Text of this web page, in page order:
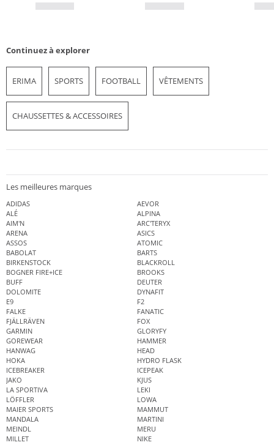
Continuez à explorer
ERIMA SPORTS FOOTBALL VÊTEMENTS
CHAUSSETTES & ACCESSOIRES
Les meilleures marques
ADIDAS
AEVOR
ALÉ
ALPINA
AIM'N
ARC'TERYX
ARENA
ASICS
ASSOS
ATOMIC
BABOLAT
BARTS
BIRKENSTOCK
BLACKROLL
BOGNER FIRE+ICE
BROOKS
BUFF
DEUTER
DOLOMITE
DYNAFIT
E9
F2
FALKE
FANATIC
FJÄLLRÄVEN
FOX
GARMIN
GLORYFY
GOREWEAR
HAMMER
HANWAG
HEAD
HOKA
HYDRO FLASK
ICEBREAKER
ICEPEAK
JAKO
KJUS
LA SPORTIVA
LEKI
LÖFFLER
LOWA
MAIER SPORTS
MAMMUT
MANDALA
MARTINI
MEINDL
MERU
MILLET
NIKE